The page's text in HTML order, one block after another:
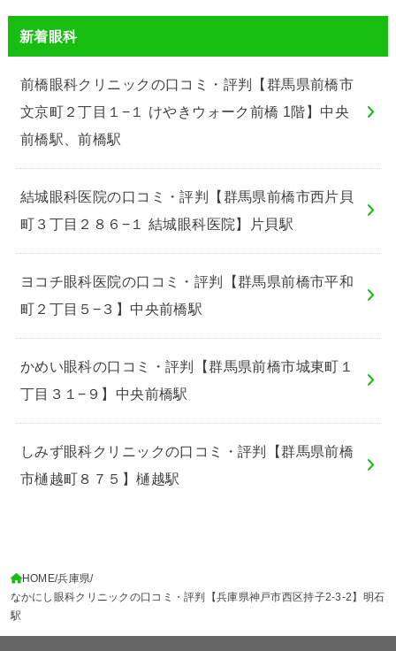
新着眼科
前橋眼科クリニックの口コミ・評判【群馬県前橋市
文京町２丁目１−１ けやきウォーク前橋 1階】中央
前橋駅、前橋駅
結城眼科医院の口コミ・評判【群馬県前橋市西片貝
町３丁目２８６−１ 結城眼科医院】片貝駅
ヨコチ眼科医院の口コミ・評判【群馬県前橋市平和
町２丁目５−３】中央前橋駅
かめい眼科の口コミ・評判【群馬県前橋市城東町１
丁目３１−９】中央前橋駅
しみず眼科クリニックの口コミ・評判【群馬県前橋
市樋越町８７５】樋越駅
HOME 兵庫県
なかにし眼科クリニックの口コミ・評判【兵庫県神戸市西区持子2-3-2】明石
駅